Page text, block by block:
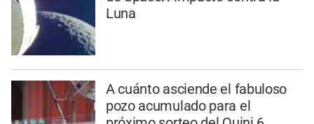
Luna
A cuánto asciende el fabuloso
pozo acumulado para el